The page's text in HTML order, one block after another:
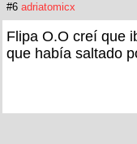
#6 adriatomicx
Flipa O.O creí que
que había saltado